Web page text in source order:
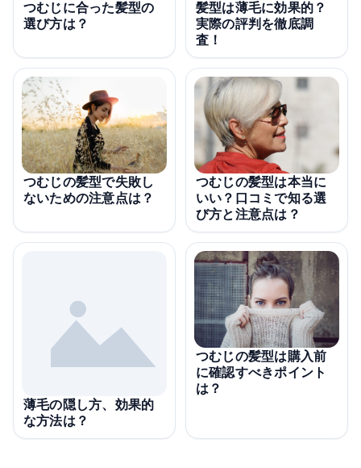
つむじに合った髪型の
選び方は？
髪型は薄毛に効果的？
実際の評判を徹底調
査！
つむじの髪型で失敗し
ないための注意点は？
つむじの髪型は本当に
いい？口コミで知る選
び方と注意点は？
薄毛の隠し方、効果的
な方法は？
つむじの髪型は購入前
に確認すべきポイント
は？